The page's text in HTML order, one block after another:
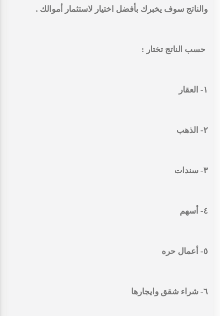
والناتج سوف يخبرك بأفضل اختيار لاستثمار أموالك .
حسب الناتج تختار :
١- العقار
٢- الذهب
٣- سندات
٤- أسهم
٥- أعمال حره
٦- شراء شقق وايجارها